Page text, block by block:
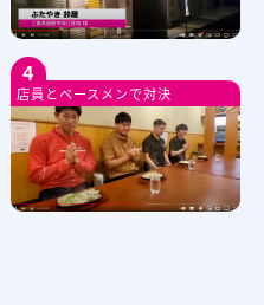
4
店員とベースメンで対決